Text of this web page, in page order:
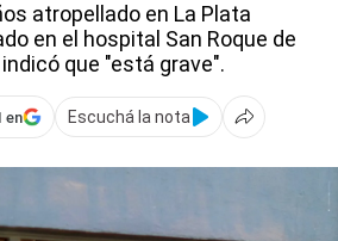
atropellado en La Plata
en el hospital San Roque de
que "está grave".
en
Escuchá la nota